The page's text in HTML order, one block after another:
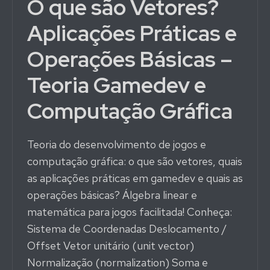
O que são Vetores?
Aplicações Práticas e
Operações Básicas –
Teoria Gamedev e
Computação Gráfica
Teoria do desenvolvimento de jogos e
computação gráfica: o que são vetores, quais
as aplicações práticas em gamedev e quais as
operações básicas? Álgebra linear e
matemática para jogos facilitada! Conheça:
Sistema de Coordenadas Deslocamento /
Offset Vetor unitário (unit vector)
Normalização (normalization) Soma e